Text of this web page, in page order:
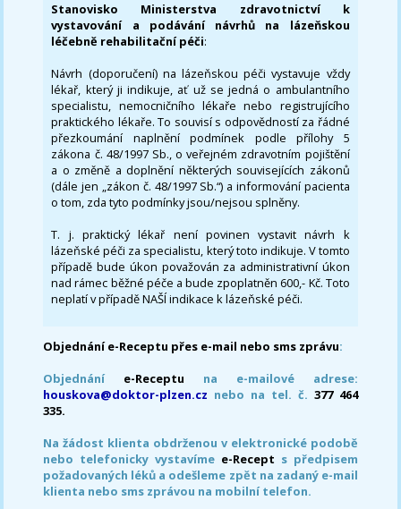
Stanovisko Ministerstva zdravotnictví k
vystavování a podávání návrhů na lázeňskou
léčebně rehabilitační péči:
Návrh (doporučení) na lázeňskou péči vystavuje vždy
lékař, který ji indikuje, ať už se jedná o ambulantního
specialistu, nemocničního lékaře nebo registrujícího
praktického lékaře. To souvisí s odpovědností za řádné
přezkoumání naplnění podmínek podle přílohy 5
zákona č. 48/1997 Sb., o veřejném zdravotním pojištění
a o změně a doplnění některých souvisejících zákonů
(dále jen „zákon č. 48/1997 Sb.“) a informování pacienta
o tom, zda tyto podmínky jsou/nejsou splněny.
T. j. praktický lékař není povinen vystavit návrh k
lázeňské péči za specialistu, který toto indikuje. V tomto
případě bude úkon považován za administrativní úkon
nad rámec běžné péče a bude zpoplatněn 600,- Kč. Toto
neplatí v případě NAŠÍ indikace k lázeňské péči.
Objednání e-Receptu přes e-mail nebo sms zprávu:
Objednání e-Receptu na e-mailové adrese:
houskova@doktor-plzen.cz nebo na tel. č. 377 464
335.
Na žádost klienta obdrženou v elektronické podobě
nebo telefonicky vystavíme e-Recept s předpisem
požadovaných léků a odešleme zpět na zadaný e-mail
klienta nebo sms zprávou na mobilní telefon.